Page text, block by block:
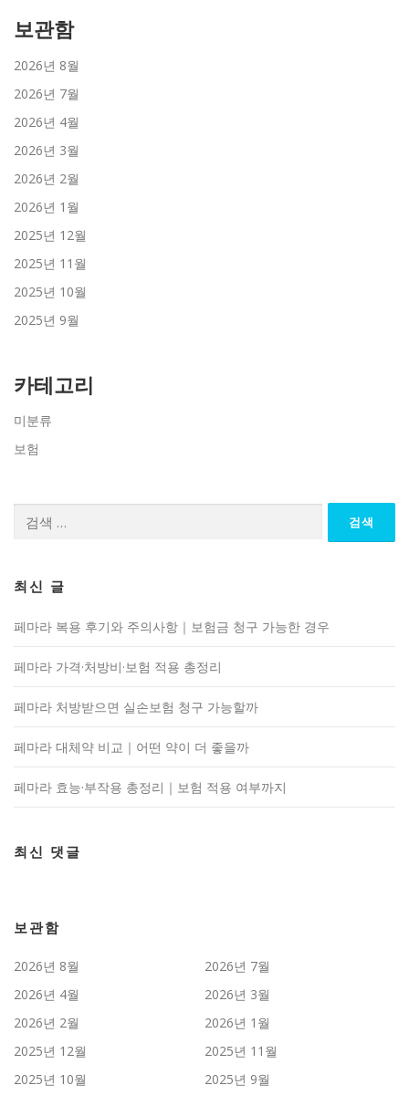
보관함
2026년 8월
2026년 7월
2026년 4월
2026년 3월
2026년 2월
2026년 1월
2025년 12월
2025년 11월
2025년 10월
2025년 9월
카테고리
미분류
보험
최신 글
페마라 복용 후기와 주의사항｜보험금 청구 가능한 경우
페마라 가격·처방비·보험 적용 총정리
페마라 처방받으면 실손보험 청구 가능할까
페마라 대체약 비교｜어떤 약이 더 좋을까
페마라 효능·부작용 총정리｜보험 적용 여부까지
최신 댓글
보관함
2026년 8월
2026년 7월
2026년 4월
2026년 3월
2026년 2월
2026년 1월
2025년 12월
2025년 11월
2025년 10월
2025년 9월